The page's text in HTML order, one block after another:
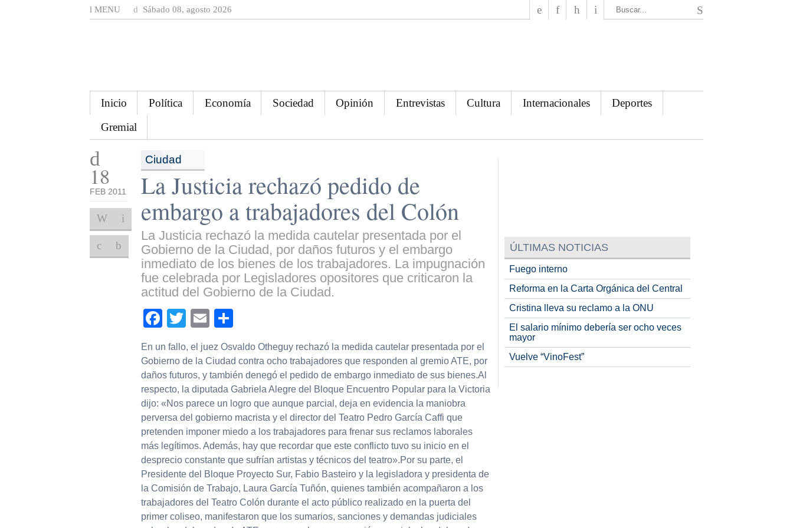
MENU Sábado 08, agosto 2026
Inicio Política Economía Sociedad Opinión Entrevistas Cultura Internacionales
Deportes
Gremial
18
FEB 2011
Ciudad
La Justicia rechazó pedido de
embargo a trabajadores del Colón
La Justicia rechazó la medida cautelar presentada por el
Gobierno de la Ciudad, por daños futuros y el embargo
inmediato de los bienes de los trabajadores. La impugnación
fue celebrada por Legisladores opositores que criticaron la
actitud del Gobierno de la Ciudad.
Facebook
TwitterEmail
En un fallo, el juez Osvaldo Otheguy rechazó la medida cautelar presentada por el
Gobierno de la Ciudad contra ocho trabajadores que responden al gremio ATE, por
daños futuros, y también denegó el pedido de embargo inmediato de sus bienes.Al
respecto, la diputada Gabriela Alegre del Bloque Encuentro Popular para la Victoria
dijo: «Nos parece un logro que aunque parcial, deja en evidencia la maniobra
perversa del gobierno macrista y el director del Teatro Pedro García Caffi que
pretenden imponer miedo a los trabajadores para frenar sus reclamos laborales
más legítimos. Además, hay que recordar que este conflicto tuvo su inicio en el
desprecio constante que sufrían artistas y técnicos del teatro».Por su parte, el
Presidente del Bloque Proyecto Sur, Fabio Basteiro y la legisladora y presidenta de
la Comisión de Trabajo, Laura García Tuñón, quienes también acompañaron a los
trabajadores del Teatro Colón durante el acto público realizado en la puerta del
primer coliseo, manifestaron que los sumarios, sanciones y demandas judiciales
ÚLTIMAS NOTICIAS
Fuego interno
Reforma en la Carta Orgánica del Central
Cristina lleva su reclamo a la ONU
El salario mínimo debería ser ocho veces
mayor
Vuelve “VinoFest”